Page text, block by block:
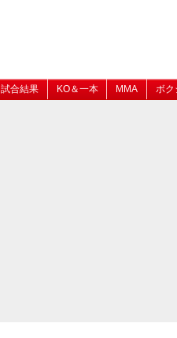
試合結果 KO＆一本 MMA ボク